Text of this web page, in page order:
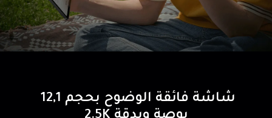
بوصة وبدقة 2.5K